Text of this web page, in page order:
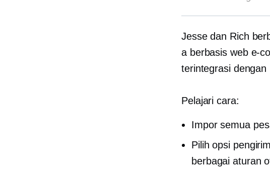
Jesse dan Rich
a berbasis web e-
terintegrasi dengan
Pelajari cara:
Impor semua
Pilih opsi
berbagai aturan